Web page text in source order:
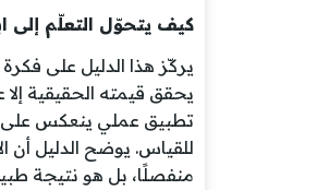
كيف يتحوّل التعلّم إلى
يركّز هذا الدليل على فكرة
يحقق قيمته الحقيقية
تطبيق عملي ينعكس على
للقياس. يوضح الدليل أن
منفصلًا، بل هو نتيجة